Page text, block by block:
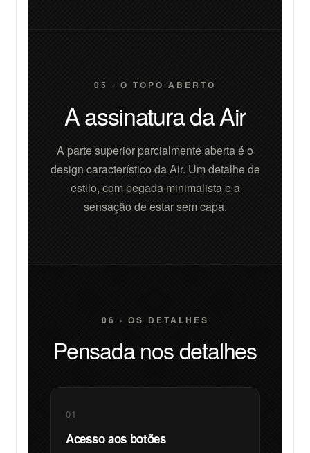
05 · O TOPO ABERTO
A assinatura da Air
A parte superior parcialmente aberta é o
design característico da Air. Um detalhe de
estilo, com pegada minimalista e a
sensação de estar sem capa.
06 · OS DETALHES
Pensada nos detalhes
01
Acesso aos botões